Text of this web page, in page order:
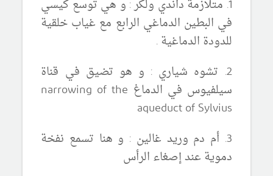
1. متلازمة داندي ولكر : و هي توسع كيسي
في البطين الدماغي الرابع مع غياب خلقية
للدودة الدماغية .
2. تشوه شياري : و هو تضيق في قناة
سيلفيوس في الدماغ narrowing of the
aqueduct of Sylvius
3. أم دم وريد غالين : و هنا تسمع نفخة
دموية عند إصغاء الرأس